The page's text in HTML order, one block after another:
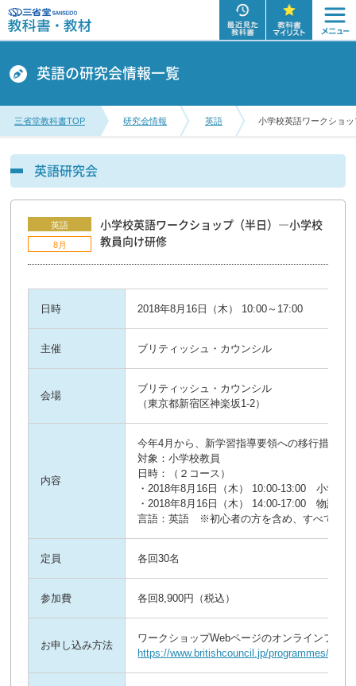
英語の研究会情報一覧
三省堂教科書TOP 研究会情報 英語 小学校英語ワークショ
英語研究会
英語
8月
小学校英語ワークショップ（半日）―小学校
教員向け研修
日時 2018年8月16日（木） 10:00～17:00
主催 ブリティッシュ・カウンシル
会場
ブリティッシュ・カウンシル
（東京都新宿区神楽坂1-2）
内容
今年4月から、新学習指導要領への移行措置
対象：小学校教員
日時：（２コース）
・2018年8月16日（木） 10:00-13:00 小学校
・2018年8月16日（木） 14:00-17:00 物語（
言語：英語 ※初心者の方を含め、すべての先
定員 各回30名
参加費 各回8,900円（税込）
お申し込み方法
ワークショップWebページのオンラインフォ
https://www.britishcouncil.jp/programmes/